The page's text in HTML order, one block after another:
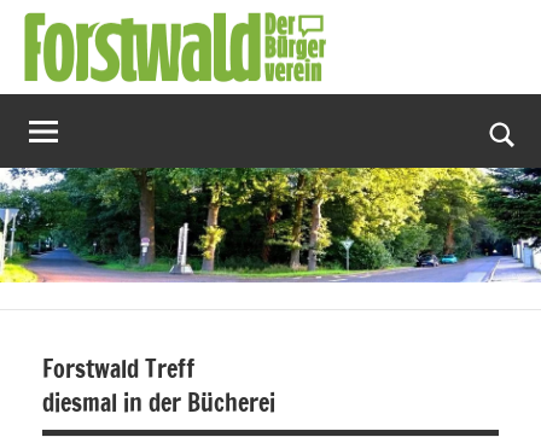
Zum
Inhalt
springen
Forstwald Treff
diesmal in der Bücherei